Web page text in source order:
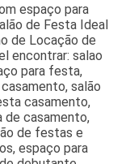
espaço para
de Festa Ideal
de Locação de
encontrar: salao
para festa,
salão
casamento,
casamento,
de festas e
espaço para